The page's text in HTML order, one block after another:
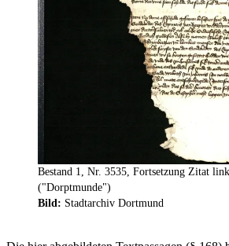
Bestand 1, Nr. 3535, Fortsetzung Zitat
("Dorptmunde")
Bild: Stadtarchiv Dortmund